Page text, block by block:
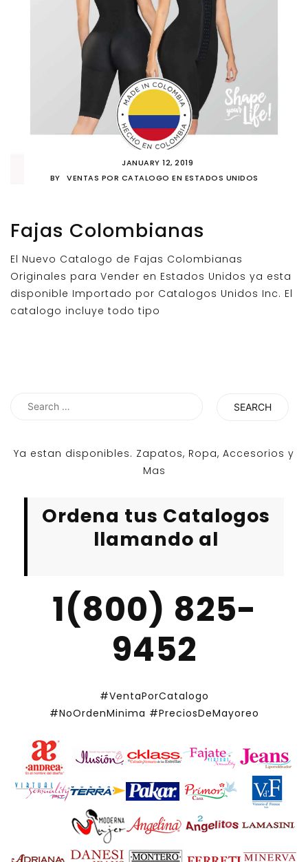
JANUARY 12, 2019
BY
VENTAS POR CATALOGO EN ESTADOS UNIDOS
Fajas Colombianas
El Nuevo Catalogo de Fajas Colombianas
Originales para Vender en Estados Unidos ya esta
disponible Importado por Catalogos Unidos Inc. El
catalogo incluye todo tipo
Search
Ya estan disponibles. Zapatos, Ropa, Accesorios y
Mas
Ordena tus Catalogos
llamando al
1(800) 825-
9452
#VentaPorCatalogo
#NoOrdenMinima #PreciosDeMayoreo